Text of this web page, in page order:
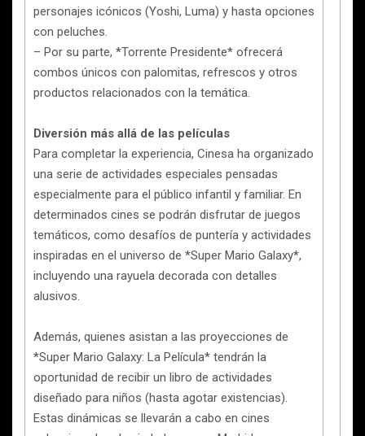
personajes icónicos (Yoshi, Luma) y hasta opciones
con peluches.
– Por su parte, *Torrente Presidente* ofrecerá
combos únicos con palomitas, refrescos y otros
productos relacionados con la temática.
Diversión más allá de las películas
Para completar la experiencia, Cinesa ha organizado
una serie de actividades especiales pensadas
especialmente para el público infantil y familiar. En
determinados cines se podrán disfrutar de juegos
temáticos, como desafíos de puntería y actividades
inspiradas en el universo de *Super Mario Galaxy*,
incluyendo una rayuela decorada con detalles
alusivos.
Además, quienes asistan a las proyecciones de
*Super Mario Galaxy: La Película* tendrán la
oportunidad de recibir un libro de actividades
diseñado para niños (hasta agotar existencias).
Estas dinámicas se llevarán a cabo en cines